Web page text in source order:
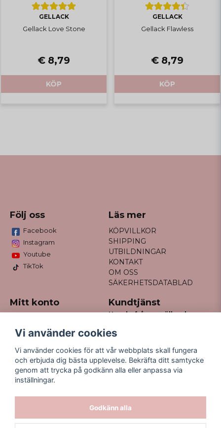
GELLACK
Gellack Love Stone
€ 8,79
KÖP
GELLACK
Gellack Flawless
€ 8,79
KÖP
Följ oss
Facebook
Instagram
Youtube
TikTok
Läs mer
KÖPVILLKOR
SHIPPING
UTBILDNINGAR
KONTAKT
OM OSS
SÄKERHETSDATABLAD
Mitt konto
Registrera dig
Glömt lösenord?
Kundtjänst
Har du frågor gällande
kontakt@missfancy.se
Vi använder cookies
Vi använder cookies för att vår webbplats skall fungera
och erbjuda dig bästa upplevelse. Bekräfta ditt samtycke
genom att trycka på godkänn alla eller anpassa via
inställningar.
Godkänn alla